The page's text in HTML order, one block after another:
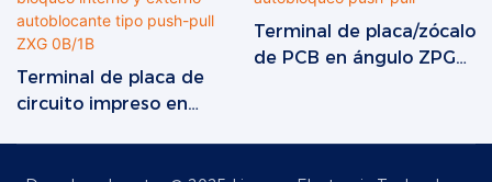
Terminal de placa de
circuito impreso en
Terminal de placa/zócalo
de PCB en ángulo ZPG